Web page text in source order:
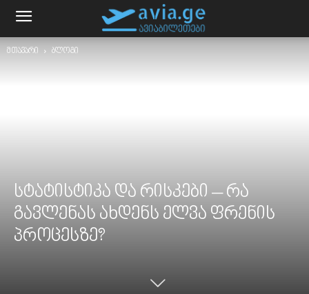
მთავარი ბლოგი
სტატისტიკა და რისკები – რა
გავლენას ახდენს ელვა ფრენის
პროცესზე?